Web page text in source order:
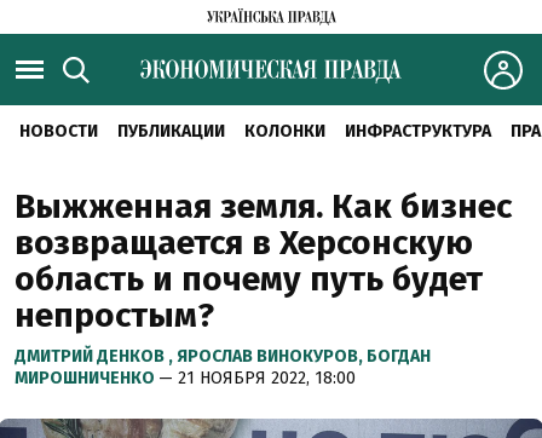
НОВОСТИ ПУБЛИКАЦИИ КОЛОНКИ ИНФРАСТРУКТУРА
Выжженная земля. Как бизнес
возвращается в Херсонскую
область и почему путь будет
непростым?
ДМИТРИЙ ДЕНКОВ ,ЯРОСЛАВ ВИНОКУРОВ, БОГДАН
МИРОШНИЧЕНКО — 21 НОЯБРЯ 2022, 18:00